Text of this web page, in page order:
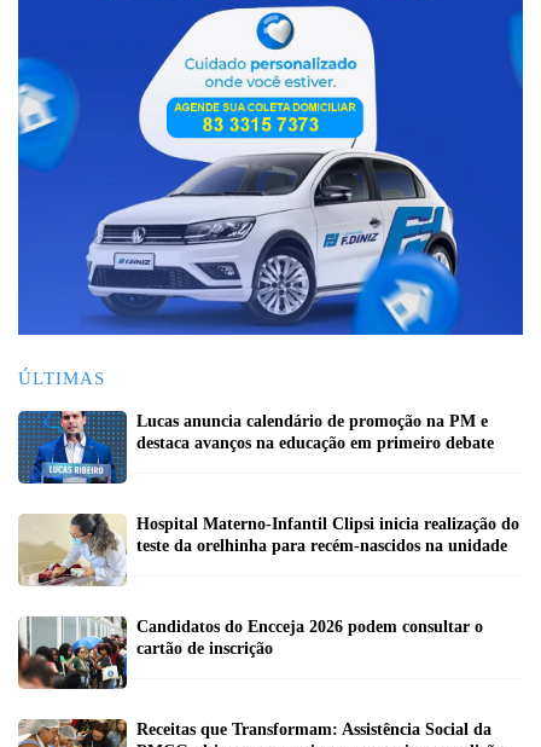
ÚLTIMAS
Lucas anuncia calendário de promoção na PM e
destaca avanços na educação em primeiro debate
Hospital Materno-Infantil Clipsi inicia realização do
teste da orelhinha para recém-nascidos na unidade
Candidatos do Encceja 2026 podem consultar o
cartão de inscrição
Receitas que Transformam: Assistência Social da